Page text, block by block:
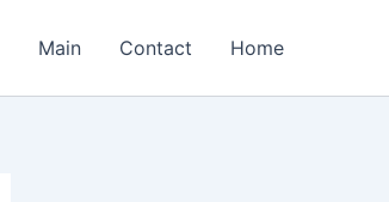
Main Contact Home